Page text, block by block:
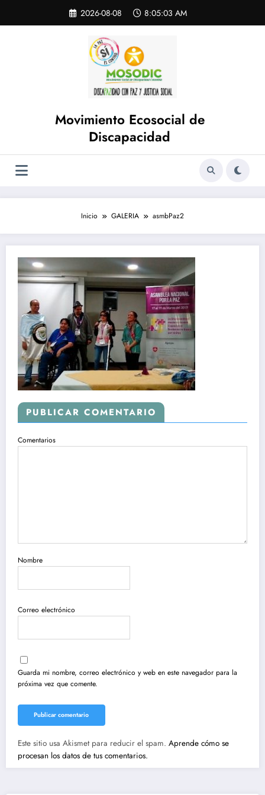
contenido
2026-08-08 8:05:03 AM
Movimiento Ecosocial de
Discapacidad
Inicio GALERIA asmbPaz2
PUBLICAR COMENTARIO
Comentarios
Nombre
Correo electrónico
Guarda mi nombre, correo electrónico y web en este navegador para la
próxima vez que comente.
Este sitio usa Akismet para reducir el spam. Aprende cómo se
procesan los datos de tus comentarios.